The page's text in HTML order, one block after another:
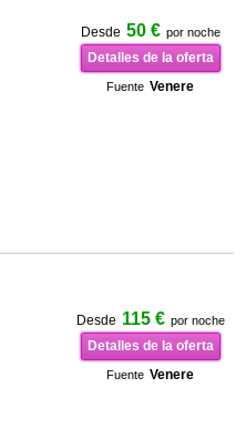
Desde 50 € por noche
Detalles de la oferta
Fuente Venere
Desde 115 € por noche
Detalles de la oferta
Fuente Venere